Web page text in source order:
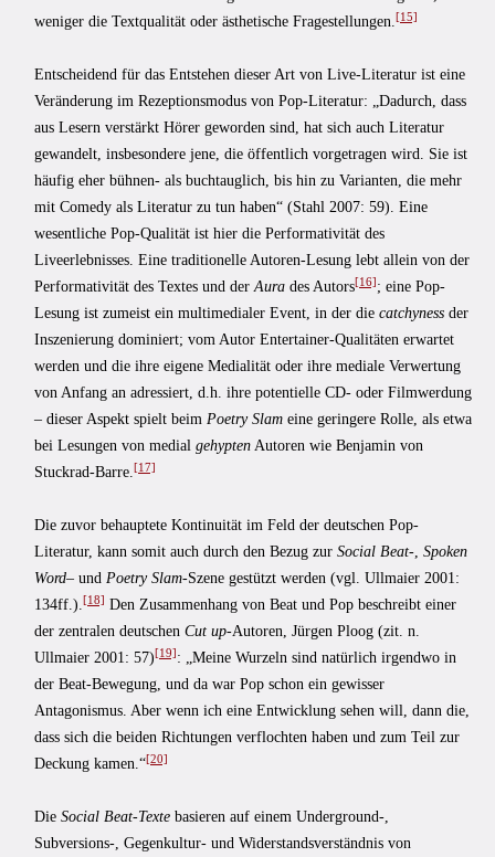
weniger die Textqualität oder ästhetische Fragestellungen. [15]
Entscheidend für das Entstehen dieser Art von Live-Literatur ist eine
Veränderung im Rezeptionsmodus von Pop-Literatur: „Dadurch, dass
aus Lesern verstärkt Hörer geworden sind, hat sich auch Literatur
gewandelt, insbesondere jene, die öffentlich vorgetragen wird. Sie ist
häufig eher bühnen- als buchtauglich, bis hin zu Varianten, die mehr
mit Comedy als Literatur zu tun haben“ (Stahl 2007: 59). Eine
wesentliche Pop-Qualität ist hier die Performativität des
Liveerlebnisses. Eine traditionelle Autoren-Lesung lebt allein von der
Performativität des Textes und der Aura des Autors[16] ; eine Pop-
Lesung ist zumeist ein multimedialer Event, in der die catchyness der
Inszenierung dominiert; vom Autor Entertainer-Qualitäten erwartet
werden und die ihre eigene Medialität oder ihre mediale Verwertung
von Anfang an adressiert, d.h. ihre potentielle CD- oder Filmwerdung
– dieser Aspekt spielt beim Poetry Slam eine geringere Rolle, als etwa
bei Lesungen von medial gehypten Autoren wie Benjamin von
Stuckrad-Barre. [17]
Die zuvor behauptete Kontinuität im Feld der deutschen Pop-
Literatur, kann somit auch durch den Bezug zur Social Beat-, Spoken
Word– und Poetry Slam-Szene gestützt werden (vgl. Ullmaier 2001:
134ff.). [18] Den Zusammenhang von Beat und Pop beschreibt einer
der zentralen deutschen Cut up-Autoren, Jürgen Ploog (zit. n.
Ullmaier 2001: 57)[19] : „Meine Wurzeln sind natürlich irgendwo in
der Beat-Bewegung, und da war Pop schon ein gewisser
Antagonismus. Aber wenn ich eine Entwicklung sehen will, dann die,
dass sich die beiden Richtungen verflochten haben und zum Teil zur
Deckung kamen.“[20]
Die Social Beat-Texte basieren auf einem Underground-,
Subversions-, Gegenkultur- und Widerstandsverständnis von